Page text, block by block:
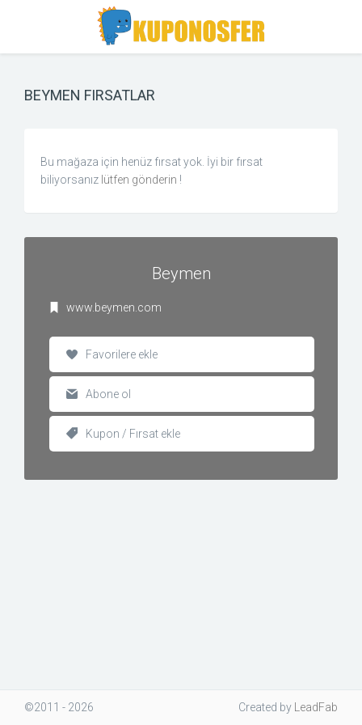
navigation
BEYMEN FIRSATLAR
Bu mağaza için henüz fırsat yok. İyi bir fırsat
biliyorsanız lütfen gönderin !
Beymen
www.beymen.com
Favorilere ekle
Abone ol
Kupon / Fırsat ekle
©2011 - 2026 Created by LeadFab